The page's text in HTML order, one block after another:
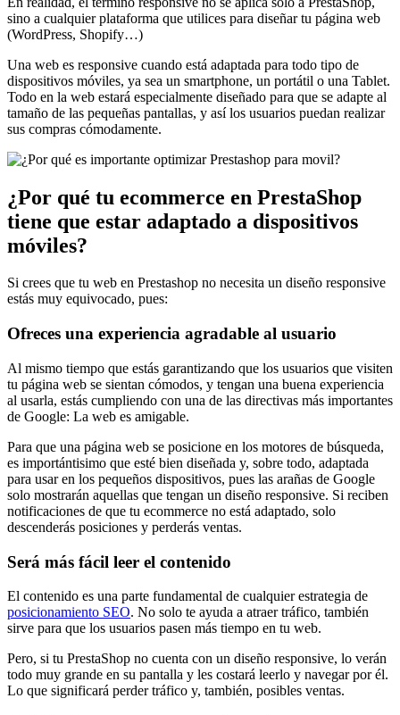
sino a cualquier plataforma que utilices para diseñar tu página web
(WordPress, Shopify…)
Una web es responsive cuando está adaptada para todo tipo de
dispositivos móviles, ya sea un smartphone, un portátil o una Tablet.
Todo en la web estará especialmente diseñado para que se adapte al
tamaño de las pequeñas pantallas, y así los usuarios puedan realizar
sus compras cómodamente.
¿Por qué tu ecommerce en PrestaShop
tiene que estar adaptado a dispositivos
móviles?
Si crees que tu web en Prestashop no necesita un diseño responsive
estás muy equivocado, pues:
Ofreces una experiencia agradable al usuario
Al mismo tiempo que estás garantizando que los usuarios que visiten
tu página web se sientan cómodos, y tengan una buena experiencia
al usarla, estás cumpliendo con una de las directivas más importantes
de Google: La web es amigable.
Para que una página web se posicione en los motores de búsqueda,
es importántisimo que esté bien diseñada y, sobre todo, adaptada
para usar en los pequeños dispositivos, pues las arañas de Google
solo mostrarán aquellas que tengan un diseño responsive. Si reciben
notificaciones de que tu ecommerce no está adaptado, solo
descenderás posiciones y perderás ventas.
Será más fácil leer el contenido
El contenido es una parte fundamental de cualquier estrategia de
posicionamiento SEO. No solo te ayuda a atraer tráfico, también
sirve para que los usuarios pasen más tiempo en tu web.
Pero, si tu PrestaShop no cuenta con un diseño responsive, lo verán
todo muy grande en su pantalla y les costará leerlo y navegar por él.
Lo que significará perder tráfico y, también, posibles ventas.